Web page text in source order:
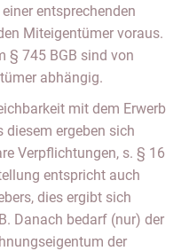
entsprechenden
Miteigentümer voraus.
§ 745 BGB sind von
abhängig.
mit dem Erwerb
diesem ergeben sich
Verpflichtungen, s. § 16
entspricht auch
dies ergibt sich
Danach bedarf (nur) der
der